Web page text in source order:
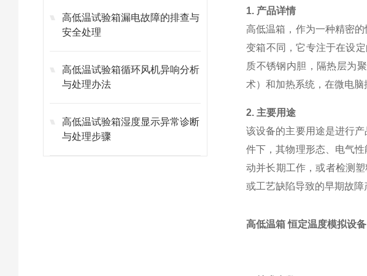
高低温试验箱漏电故障的排查与
安全处理
高低温试验箱循环风机异响分析
与处理办法
高低温试验箱湿度显示异常诊断
与处理步骤
1. 产品详情
高低温箱，作为一种精密
变箱不同，它专注于在设
质不锈钢内胆，隔热层为
术）和加热系统，在微电
2. 主要用途
该设备的主要用途是进行
件下，其物理形态、电气
动并长期工作，或者检测
或工艺缺陷导致的早期故障
高低温箱 恒定温度模拟设